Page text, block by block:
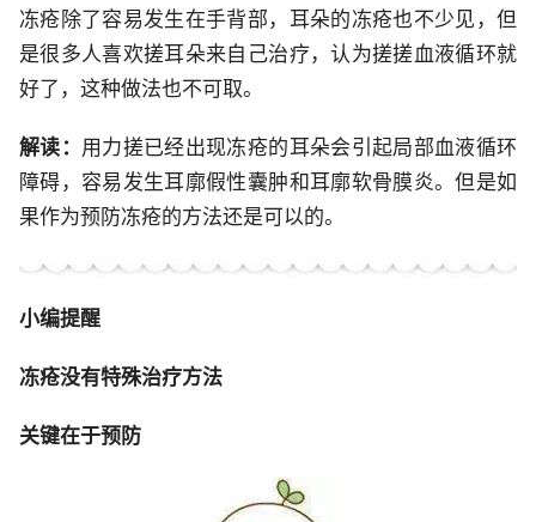
冻疮除了容易发生在手背部，耳朵的冻疮也不少见，但
是很多人喜欢搓耳朵来自己治疗，认为搓搓血液循环就
好了，这种做法也不可取。
解读： 用力搓已经出现冻疮的耳朵会引起局部血液循环
障碍，容易发生耳廓假性囊肿和耳廓软骨膜炎。但是如
果作为预防冻疮的方法还是可以的。
小编提醒
冻疮没有特殊治疗方法
关键在于预防